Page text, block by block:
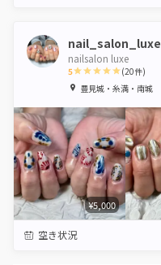
nail_salon_luxe
nailsalon luxe
5
1 2 3 4 5
(20件)
豊見城・糸満・南城
¥5,000
空き状況